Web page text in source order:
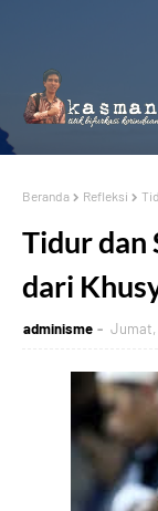
Beranda Refleksi
Tidur dan
dari
adminisme Jumat,